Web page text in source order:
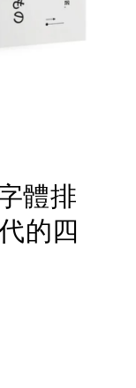
體排
的四